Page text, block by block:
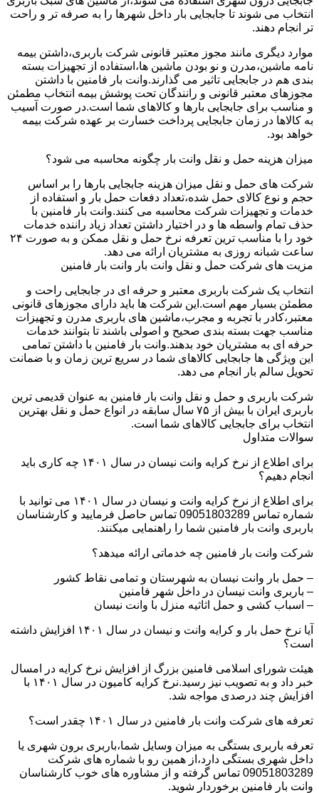
انتخاب می شوند تا جابجایی بار داخل شهرها را به صرفه تر و راحت
تر انجام دهند.
موارد دیگری مانند مجوز معتبر قانونی شرکت باربری،داشتن بیمه
نامه ماشین،مدرن و نو بودن ماشین ها،استفاده از تجهیزات بسته
بندی هم در جابجایی تاثیر می گذارند.وانت بار فامنین با داشتن
مجوزهای معتبر قانونی و رانندگان تحت پوشش بیمه انتخاب مطمئن
و مناسب برای جابجایی بارها و کالاهای شما است.در صورت آسیب
به کالاها در زمان جابجایی پرداخت خسارت بر عهده شرکت بیمه
خواهد بود.
میزان هزینه حمل و نقل وانت بار چگونه محاسبه می شود؟
شرکت های حمل و نقل میزان هزینه جابجایی بارها را بر اساس
حجم و نوع کالای حمل شده،تعداد دفعات حمل بار و استفاده از
خدمات و تجهیزات شرکت محاسبه می کنند.وانت بار فامنین با
حذف تمام واسطه ها و در اختیار داشتن تعداد زیاد راننده خدمات
خود را با مناسب ترین تعرفه نرخ حمل و نقل ممکن و به صورت ۲۴
ساعت شبانه روزی به مشتریان ارائه می دهد.
مزیت های شرکت حمل و نقل وانت بار وانت بار فامنین
انتخاب یک شرکت باربری معتبر و حرفه ای در جابجایی راحت و
مطمئن بسیار مهم است.این شرکت ها باید دارای مجوزهای قانونی
معتبر،کادر با تجربه و مجرب،ماشین های باربری مدرن و تجهیزات
مناسب جهت بسته بندی صحیح و اصولی باشند تا بتوانند خدمات
حرفه ای به مشتریان خود بدهند.وانت بار فامنین با داشتن تمامی
این ویژگی ها جابجایی کالاهای شما در سریع ترین زمان و با ضمانت
تحویل سالم بار انجام می دهد.
شرکت باربری و حمل و نقل وانت بار فامنین به عنوان قدیمی ترین
باربری ایران با بیش از ۷۵ سال سابقه در انواع حمل و نقل بهترین
انتخاب برای جابجایی کالاهای شما است.
سوالات متداول
برای اطلاع از نرخ کرایه وانت نیسان در سال ۱۴۰۱ چه کاری باید
انجام دهیم؟
برای اطلاع از نرخ کرایه وانت و نیسان در سال ۱۴۰۱ می توانید با
شماره تماس 09051803289 تماس حاصل فرمایید و کارشناسان
باربری وانت بار فامنین شما را راهنمایی میکنند.
شرکت وانت بار فامنین چه خدماتی ارائه میدهد؟
– حمل بار وانت نیسان به شهرستان و تمامی نقاط کشور
– باربری وانت نیسان در داخل شهر فامنین
– اسباب کشی و حمل اثاثیه منزل با وانت نیسان
آیا نرخ حمل بار و کرایه وانت و نیسان در سال ۱۴۰۱ افزایش داشته
است؟
هیئت شورای اسلامی فامنین بزرگ از افزایش نرخ کرایه در امسال
خبر داد و به تصویب نیز رسید.نرخ کرایه کامیون در سال ۱۴۰۱ با
افزایش چند درصدی مواجه شد.
تعرفه های شرکت وانت بار فامنین در سال ۱۴۰۱ چقدر است؟
تعرفه باربری بستگی به میزان وسایل شما،باربری برون شهری یا
داخل شهری بستگی دارد،از همین رو با شماره های شرکت
09051803289 تماس گرفته و از مشاوره های خوب کارشناسان
وانت بار فامنین برخوردار شوید.